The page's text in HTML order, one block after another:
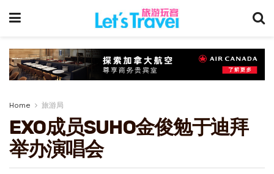
Home 旅游局
EXO成员SUHO金俊勉于迪拜
举办演唱会